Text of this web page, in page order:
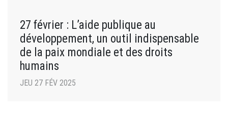
27 février : L’aide publique au
développement, un outil indispensable
de la paix mondiale et des droits
humains
JEU 27 FÉV 2025